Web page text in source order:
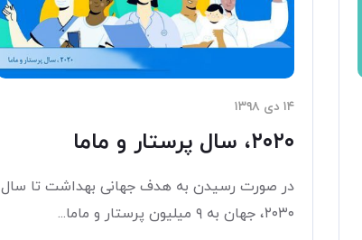
۱۴ دی ۱۳۹۸
۲۰۲۰، سال پرستار و ماما
در صورت رسیدن به هدف جهانی بهداشت تا سال
۲۰۳۰، جهان به ۹ میلیون پرستار و ماما...